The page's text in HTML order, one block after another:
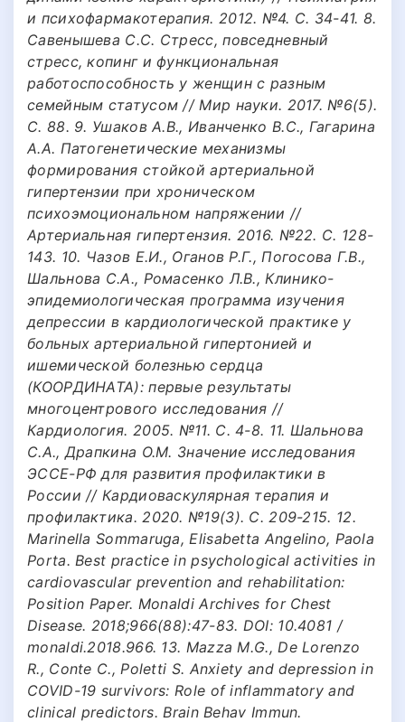
и психофармакотерапия. 2012. №4. С. 34-41. 8.
Савенышева С.С. Стресс, повседневный
стресс, копинг и функциональная
работоспособность у женщин с разным
семейным статусом // Мир науки. 2017. №6(5).
С. 88. 9. Ушаков А.В., Иванченко В.С., Гагарина
А.А. Патогенетические механизмы
формирования стойкой артериальной
гипертензии при хроническом
психоэмоциональном напряжении //
Артериальная гипертензия. 2016. №22. С. 128-
143. 10. Чазов Е.И., Оганов Р.Г., Погосова Г.В.,
Шальнова С.А., Ромасенко Л.В., Клинико-
эпидемиологическая программа изучения
депрессии в кардиологической практике у
больных артериальной гипертонией и
ишемической болезнью сердца
(КООРДИНАТА): первые результаты
многоцентрового исследования //
Кардиология. 2005. №11. С. 4-8. 11. Шальнова
С.А., Драпкина О.М. Значение исследования
ЭССЕ-РФ для развития профилактики в
России // Кардиоваскулярная терапия и
профилактика. 2020. №19(3). С. 209-215. 12.
Marinella Sommaruga, Elisabetta Angelino, Paola
Porta. Best practice in psychological activities in
cardiovascular prevention and rehabilitation:
Position Paper. Monaldi Archives for Chest
Disease. 2018;966(88):47-83. DOI: 10.4081 /
monaldi.2018.966. 13. Mazza M.G., De Lorenzo
R., Conte C., Poletti S. Anxiety and depression in
COVID-19 survivors: Role of inflammatory and
clinical predictors. Brain Behav Immun.